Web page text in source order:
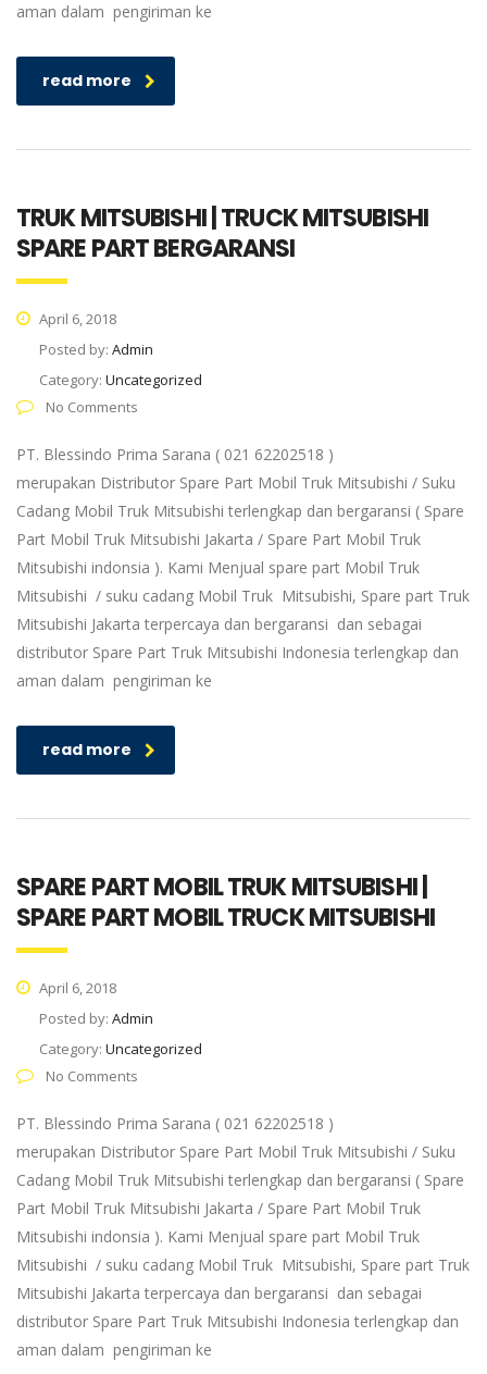
aman dalam pengiriman ke
read more
TRUK MITSUBISHI | TRUCK MITSUBISHI
SPARE PART BERGARANSI
April 6, 2018
Posted by: Admin
Category: Uncategorized
No Comments
PT. Blessindo Prima Sarana ( 021 62202518 )
merupakan Distributor Spare Part Mobil Truk Mitsubishi / Suku
Cadang Mobil Truk Mitsubishi terlengkap dan bergaransi ( Spare
Part Mobil Truk Mitsubishi Jakarta / Spare Part Mobil Truk
Mitsubishi indonsia ). Kami Menjual spare part Mobil Truk
Mitsubishi / suku cadang Mobil Truk Mitsubishi, Spare part Truk
Mitsubishi Jakarta terpercaya dan bergaransi dan sebagai
distributor Spare Part Truk Mitsubishi Indonesia terlengkap dan
aman dalam pengiriman ke
read more
SPARE PART MOBIL TRUK MITSUBISHI |
SPARE PART MOBIL TRUCK MITSUBISHI
April 6, 2018
Posted by: Admin
Category: Uncategorized
No Comments
PT. Blessindo Prima Sarana ( 021 62202518 )
merupakan Distributor Spare Part Mobil Truk Mitsubishi / Suku
Cadang Mobil Truk Mitsubishi terlengkap dan bergaransi ( Spare
Part Mobil Truk Mitsubishi Jakarta / Spare Part Mobil Truk
Mitsubishi indonsia ). Kami Menjual spare part Mobil Truk
Mitsubishi / suku cadang Mobil Truk Mitsubishi, Spare part Truk
Mitsubishi Jakarta terpercaya dan bergaransi dan sebagai
distributor Spare Part Truk Mitsubishi Indonesia terlengkap dan
aman dalam pengiriman ke